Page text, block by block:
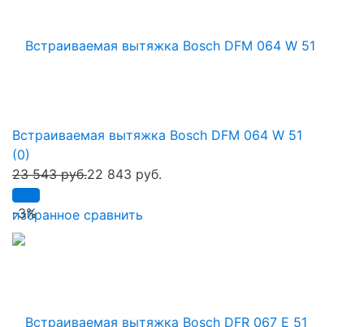
избранное сравнить
Встраиваемая вытяжка Bosch DFM 064 W 51
(0)
23 543 руб.22 843 руб.
-3%